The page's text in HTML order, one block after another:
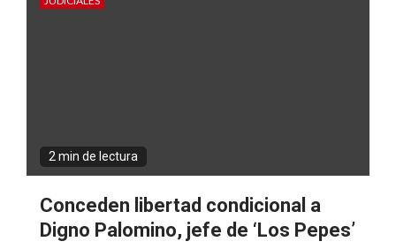
2 min de lectura
Conceden libertad condicional a
Digno Palomino, jefe de ‘Los Pepes’